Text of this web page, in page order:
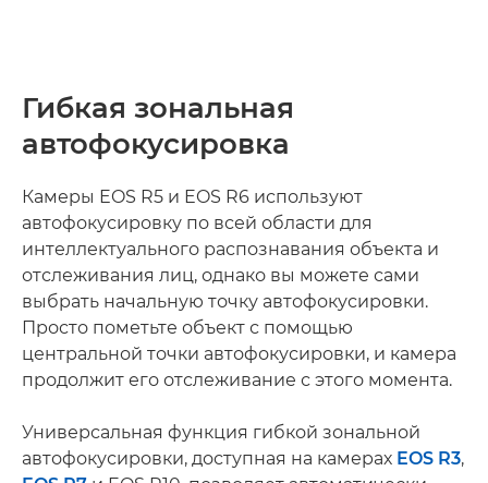
Гибкая зональная
автофокусировка
Камеры EOS R5 и EOS R6 используют
автофокусировку по всей области для
интеллектуального распознавания объекта и
отслеживания лиц, однако вы можете сами
выбрать начальную точку автофокусировки.
Просто пометьте объект с помощью
центральной точки автофокусировки, и камера
продолжит его отслеживание с этого момента.
Универсальная функция гибкой зональной
автофокусировки, доступная на камерах EOS R3,